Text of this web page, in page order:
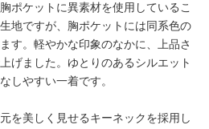
ポケットに異素材を使用しているこ
地ですが、胸ポケットには同系色の
す。軽やかな印象のなかに、上品さ
げました。ゆとりのあるシルエット
しやすい一着です。
を美しく見せるキーネックを採用し